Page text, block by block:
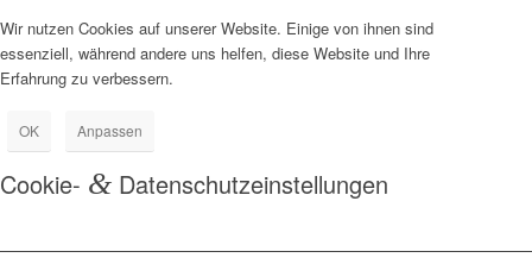
Wir nutzen Cookies auf unserer Website. Einige von ihnen sind
essenziell, während andere uns helfen, diese Website und Ihre
Erfahrung zu verbessern.
OK Anpassen
Cookie- & Datenschutzeinstellungen